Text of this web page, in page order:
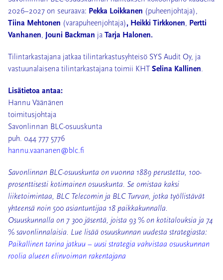
2026–2027 on seuraava: Pekka Loikkanen (puheenjohtaja),
Tiina Mehtonen (varapuheenjohtaja), Heikki Tirkkonen, Pertti
Vanhanen, Jouni Backman ja Tarja Halonen.
Tilintarkastajana jatkaa tilintarkastusyhteisö SYS Audit Oy, ja
vastuunalaisena tilintarkastajana toimii KHT Selina Kallinen.
Lisätietoa antaa:
Hannu Väänänen
toimitusjohtaja
Savonlinnan BLC-osuuskunta
puh. 044 777 5776
hannu.vaananen@blc.fi
Savonlinnan BLC-osuuskunta on vuonna 1889 perustettu, 100-
prosenttisesti kotimainen osuuskunta. Se omistaa kaksi
liiketoimintaa, BLC Telecomin ja BLC Turvan, jotka työllistävät
yhteensä noin 500 asiantuntijaa 18 paikkakunnalla.
Osuuskunnalla on 7 300 jäsentä, joista 93 % on kotitalouksia ja 74
% savonlinnalaisia. Lue lisää osuuskunnan uudesta strategiasta:
Paikallinen tarina jatkuu – uusi strategia vahvistaa osuuskunnan
roolia alueen elinvoiman rakentajana